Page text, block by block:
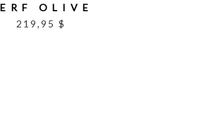
OLIVE
219,95 $